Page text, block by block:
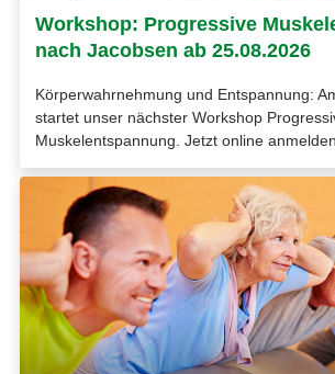
Workshop: Progressive
nach Jacobsen ab 25.08.2026
Körperwahrnehmung und Entspannung:
startet unser nächster Workshop
Muskelentspannung. Jetzt online